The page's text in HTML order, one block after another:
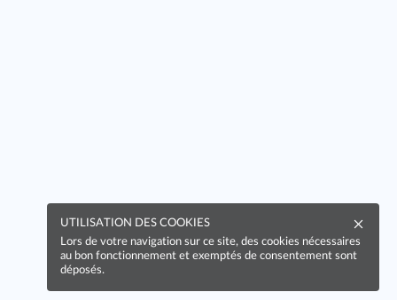
UTILISATION DES COOKIES
Lors de votre navigation sur ce site, des cookies nécessaires
au bon fonctionnement et exemptés de consentement sont
déposés.